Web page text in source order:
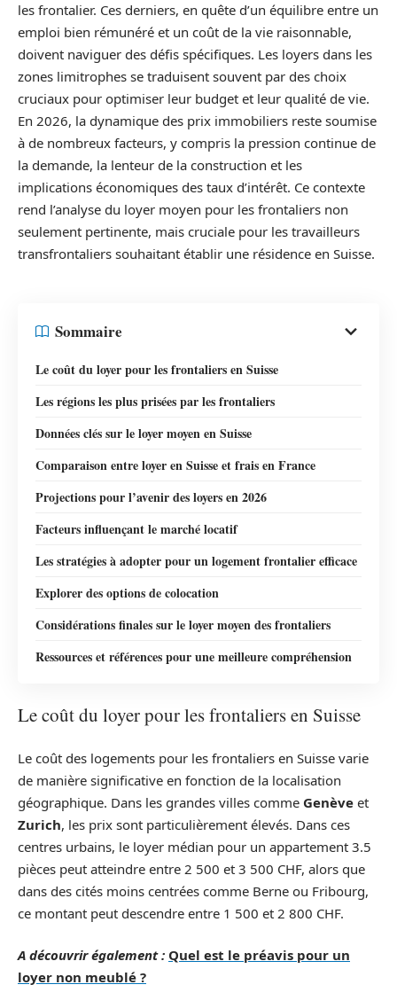
les frontalier. Ces derniers, en quête d’un équilibre entre un
emploi bien rémunéré et un coût de la vie raisonnable,
doivent naviguer des défis spécifiques. Les loyers dans les
zones limitrophes se traduisent souvent par des choix
cruciaux pour optimiser leur budget et leur qualité de vie.
En 2026, la dynamique des prix immobiliers reste soumise
à de nombreux facteurs, y compris la pression continue de
la demande, la lenteur de la construction et les
implications économiques des taux d’intérêt. Ce contexte
rend l’analyse du loyer moyen pour les frontaliers non
seulement pertinente, mais cruciale pour les travailleurs
transfrontaliers souhaitant établir une résidence en Suisse.
Sommaire
Le coût du loyer pour les frontaliers en Suisse
Les régions les plus prisées par les frontaliers
Données clés sur le loyer moyen en Suisse
Comparaison entre loyer en Suisse et frais en France
Projections pour l’avenir des loyers en 2026
Facteurs influençant le marché locatif
Les stratégies à adopter pour un logement frontalier efficace
Explorer des options de colocation
Considérations finales sur le loyer moyen des frontaliers
Ressources et références pour une meilleure compréhension
Le coût du loyer pour les frontaliers en Suisse
Le coût des logements pour les frontaliers en Suisse varie
de manière significative en fonction de la localisation
géographique. Dans les grandes villes comme Genève et
Zurich, les prix sont particulièrement élevés. Dans ces
centres urbains, le loyer médian pour un appartement 3.5
pièces peut atteindre entre 2 500 et 3 500 CHF, alors que
dans des cités moins centrées comme Berne ou Fribourg,
ce montant peut descendre entre 1 500 et 2 800 CHF.
A découvrir également : Quel est le préavis pour un
loyer non meublé ?